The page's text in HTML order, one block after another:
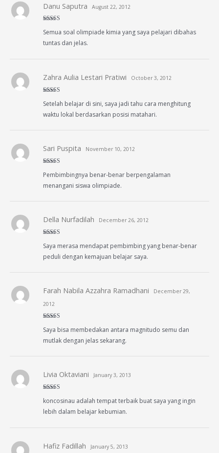
of 5
Danu Saputra August 22, 2012
Semua soal olimpiade kimia yang saya pelajari dibahas
tuntas dan jelas.
of 5
Zahra Aulia Lestari Pratiwi October 3, 2012
Setelah belajar di sini, saya jadi tahu cara menghitung
waktu lokal berdasarkan posisi matahari.
of 5
Sari Puspita November 10, 2012
Pembimbingnya benar-benar berpengalaman
menangani siswa olimpiade.
out of 5
Della Nurfadilah December 26, 2012
Saya merasa mendapat pembimbing yang benar-benar
peduli dengan kemajuan belajar saya.
of 5
Farah Nabila Azzahra Ramadhani
December 29,
2012
Saya bisa membedakan antara magnitudo semu dan
mutlak dengan jelas sekarang.
of 5
Livia Oktaviani January 3, 2013
koncosinau adalah tempat terbaik buat saya yang ingin
lebih dalam belajar kebumian.
Hafiz Fadillah January 5, 2013